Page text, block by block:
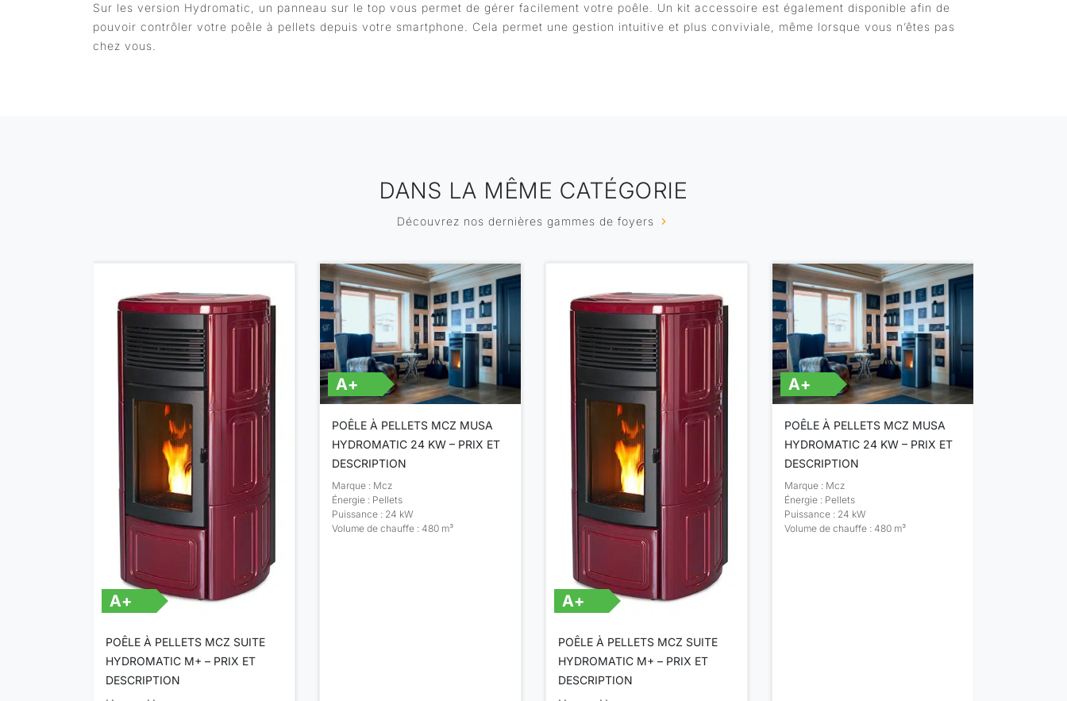
Sur les version Hydromatic, un panneau sur le top vous permet de gérer facilement votre poêle. Un kit accessoire est également disponible afin de
pouvoir contrôler votre poêle à pellets depuis votre smartphone. Cela permet une gestion intuitive et plus conviviale, même lorsque vous n’êtes pas
chez vous.
DANS LA MÊME CATÉGORIE
Découvrez nos dernières gammes de foyers
A+
POÊLE À PELLETS MCZ SUITE
HYDROMATIC M+ – PRIX ET
DESCRIPTION
A+
POÊLE À PELLETS MCZ MUSA
HYDROMATIC 24 KW – PRIX ET
DESCRIPTION
Marque : Mcz
Énergie : Pellets
Puissance : 24 kW
Volume de chauffe : 480 m³
A+
POÊLE À PELLETS MCZ SUITE
HYDROMATIC M+ – PRIX ET
DESCRIPTION
A+
POÊLE À PELLETS MCZ MUSA
HYDROMATIC 24 KW – PRIX ET
DESCRIPTION
Marque : Mcz
Énergie : Pellets
Puissance : 24 kW
Volume de chauffe : 480 m³